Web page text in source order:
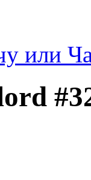
или